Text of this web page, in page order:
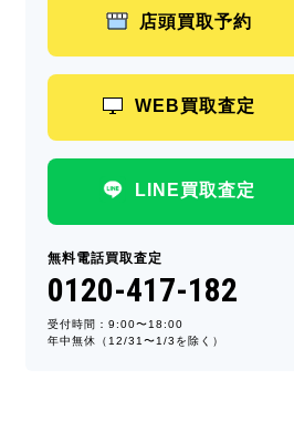
店頭買取予約
WEB買取査定
LINE買取査定
無料電話買取査定
0120-417-182
受付時間：9:00〜18:00
年中無休（12/31〜1/3を除く）